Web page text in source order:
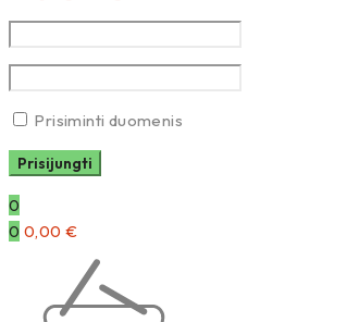
Prisiminti duomenis
0
0 0,00 €